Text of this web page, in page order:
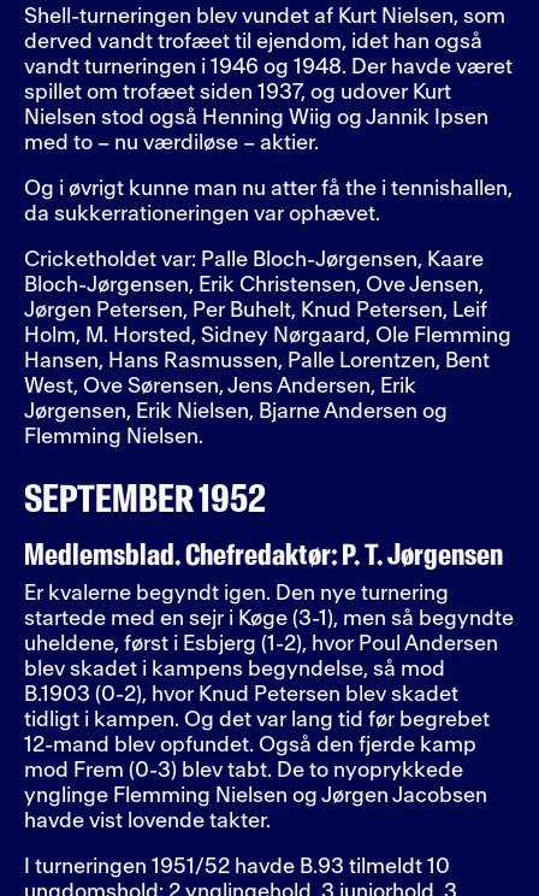
Shell-turneringen blev vundet af Kurt Nielsen, som
derved vandt trofæet til ejendom, idet han også
vandt turneringen i 1946 og 1948. Der havde været
spillet om trofæet siden 1937, og udover Kurt
Nielsen stod også Henning Wiig og Jannik Ipsen
med to – nu værdiløse – aktier.
Og i øvrigt kunne man nu atter få the i tennishallen,
da sukkerrationeringen var ophævet.
Cricketholdet var: Palle Bloch-Jørgensen, Kaare
Bloch-Jørgensen, Erik Christensen, Ove Jensen,
Jørgen Petersen, Per Buhelt, Knud Petersen, Leif
Holm, M. Horsted, Sidney Nørgaard, Ole Flemming
Hansen, Hans Rasmussen, Palle Lorentzen, Bent
West, Ove Sørensen, Jens Andersen, Erik
Jørgensen, Erik Nielsen, Bjarne Andersen og
Flemming Nielsen.
SEPTEMBER 1952
Medlemsblad. Chefredaktør: P. T. Jørgensen
Er kvalerne begyndt igen. Den nye turnering
startede med en sejr i Køge (3-1), men så begyndte
uheldene, først i Esbjerg (1-2), hvor Poul Andersen
blev skadet i kampens begyndelse, så mod
B.1903 (0-2), hvor Knud Petersen blev skadet
tidligt i kampen. Og det var lang tid før begrebet
12-mand blev opfundet. Også den fjerde kamp
mod Frem (0-3) blev tabt. De to nyoprykkede
ynglinge Flemming Nielsen og Jørgen Jacobsen
havde vist lovende takter.
I turneringen 1951/52 havde B.93 tilmeldt 10